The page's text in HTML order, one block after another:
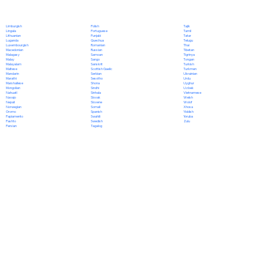
Limburgish
Lingala
Lithuanian
Luganda
Luxembourgish
Macedonian
Malagasy
Malay
Malayalam
Maltese
Mandarin
Marathi
Marshallese
Mongolian
Nahuatl
Navajo
Nepali
Norwegian
Oromo
Papiamento
Pashto
Persian
Polish
Portuguese
Punjabi
Quechua
Romanian
Russian
Samoan
Sango
Sanskrit
Scottish Gaelic
Serbian
Sesotho
Shona
Sindhi
Sinhala
Slovak
Slovene
Somali
Spanish
Swahili
Swedish
Tagalog
Tajik
Tamil
Tatar
Telugu
Thai
Tibetan
Tigrinya
Tongan
Turkish
Turkmen
Ukrainian
Urdu
Uyghur
Uzbek
Vietnamese
Welsh
Wolof
Xhosa
Yiddish
Yoruba
Zulu